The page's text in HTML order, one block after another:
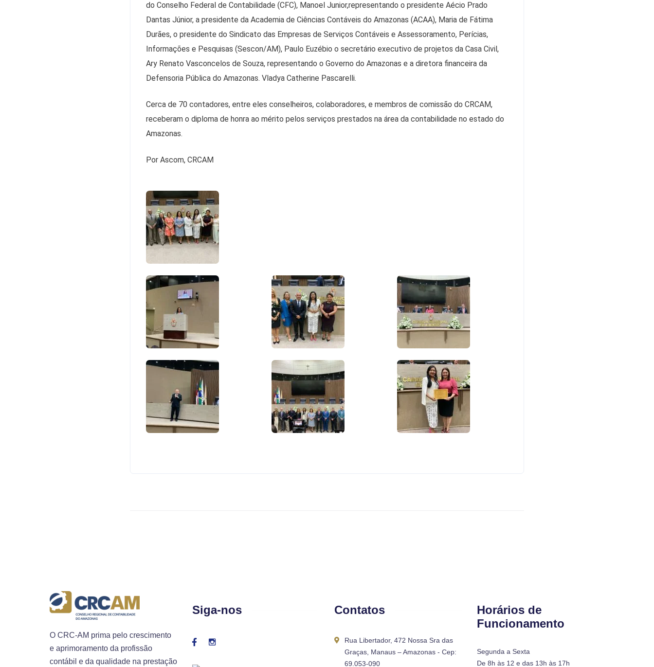
do Conselho Federal de Contabilidade (CFC), Manoel Junior,representando o presidente Aécio Prado
Dantas Júnior, a presidente da Academia de Ciências Contáveis do Amazonas (ACAA), Maria de Fátima
Durães, o presidente do Sindicato das Empresas de Serviços Contáveis e Assessoramento, Perícias,
Informações e Pesquisas (Sescon/AM), Paulo Euzébio o secretário executivo de projetos da Casa Civil,
Ary Renato Vasconcelos de Souza, representando o Governo do Amazonas e a diretora financeira da
Defensoria Pública do Amazonas. Vladya Catherine Pascarelli.
Cerca de 70 contadores, entre eles conselheiros, colaboradores, e membros de comissão do CRCAM,
receberam o diploma de honra ao mérito pelos serviços prestados na área da contabilidade no estado do
Amazonas.
Por Ascom, CRCAM
O CRC-AM prima pelo crescimento
e aprimoramento da profissão
contábil e da qualidade na prestação
Siga-nos Contatos
Rua Libertador, 472 Nossa Sra das
Graças, Manaus – Amazonas - Cep:
69.053-090
Horários de
Funcionamento
Segunda a Sexta
De 8h às 12 e das 13h às 17h